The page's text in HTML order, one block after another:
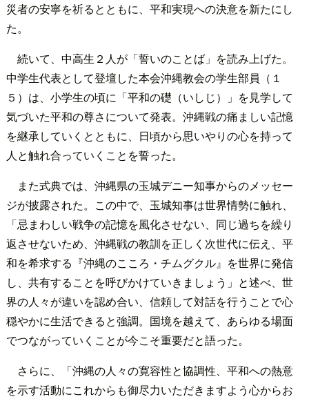
災者の安寧を祈るとともに、平和実現への決意を新たにし
た。
続いて、中高生２人が「誓いのことば」を読み上げた。
中学生代表として登壇した本会沖縄教会の学生部員（１
５）は、小学生の頃に「平和の礎（いしじ）」を見学して
気づいた平和の尊さについて発表。沖縄戦の痛ましい記憶
を継承していくとともに、日頃から思いやりの心を持って
人と触れ合っていくことを誓った。
また式典では、沖縄県の玉城デニー知事からのメッセー
ジが披露された。この中で、玉城知事は世界情勢に触れ、
「忌まわしい戦争の記憶を風化させない、同じ過ちを繰り
返させないため、沖縄戦の教訓を正しく次世代に伝え、平
和を希求する『沖縄のこころ・チムグクル』を世界に発信
し、共有することを呼びかけていきましょう」と述べ、世
界の人々が違いを認め合い、信頼して対話を行うことで心
穏やかに生活できると強調。国境を越えて、あらゆる場面
でつながっていくことが今こそ重要だと語った。
さらに、「沖縄の人々の寛容性と協調性、平和への熱意
を示す活動にこれからも御尽力いただきますよう心からお